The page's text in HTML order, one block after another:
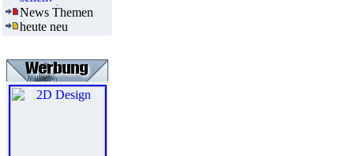
News Themen
heute neu